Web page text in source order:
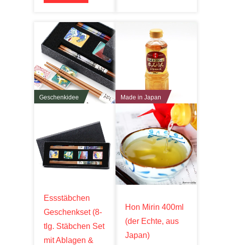
Geschenkidee
Essstäbchen
Geschenkset (8-
tlg. Stäbchen Set
mit Ablagen &
Made in Japan
Hon Mirin 400ml
(der Echte, aus
Japan)